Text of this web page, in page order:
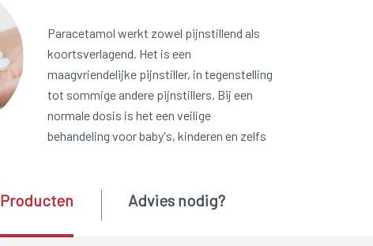
Paracetamol werkt zowel pijnstillend als
koortsverlagend. Het is een
maagvriendelijke pijnstiller, in tegenstelling
tot sommige andere pijnstillers. Bij een
normale dosis is het een veilige
behandeling voor baby's, kinderen en zelfs
Producten Advies nodig?